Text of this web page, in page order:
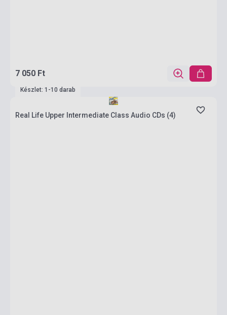
7 050 Ft
Készlet: 1-10 darab
Real Life Upper Intermediate Class Audio CDs (4)